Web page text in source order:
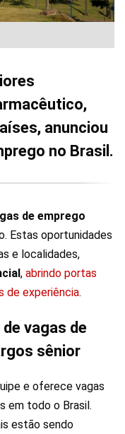
anunciou
no Brasil.
de emprego
Estas oportunidades
e localidades,
, abrindo portas
de experiência.
vagas de
sênior
e oferece vagas
em todo o Brasil.
estão sendo